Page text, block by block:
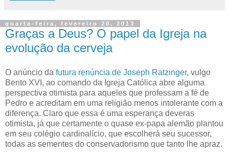
quarta-feira, fevereiro 20, 2013
Graças a Deus? O papel da Igreja na
evolução da cerveja
O anúncio da futura renúncia de Joseph Ratzinger, vulgo
Bento XVI, ao comando da Igreja Católica abre alguma
perspectiva otimista para aqueles que professam a fé de
Pedro e acreditam em uma religião menos intolerante com a
diferença. Claro que essa é uma esperança deveras
otimista, já que certamente o quase ex-papa alemão plantou
em seu colégio cardinalício, que escolherá seu sucessor,
todas as sementes do conservadorismo que tanto lhe apraz.